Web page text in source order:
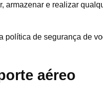
armazenar e realizar
política de segurança de
aéreo